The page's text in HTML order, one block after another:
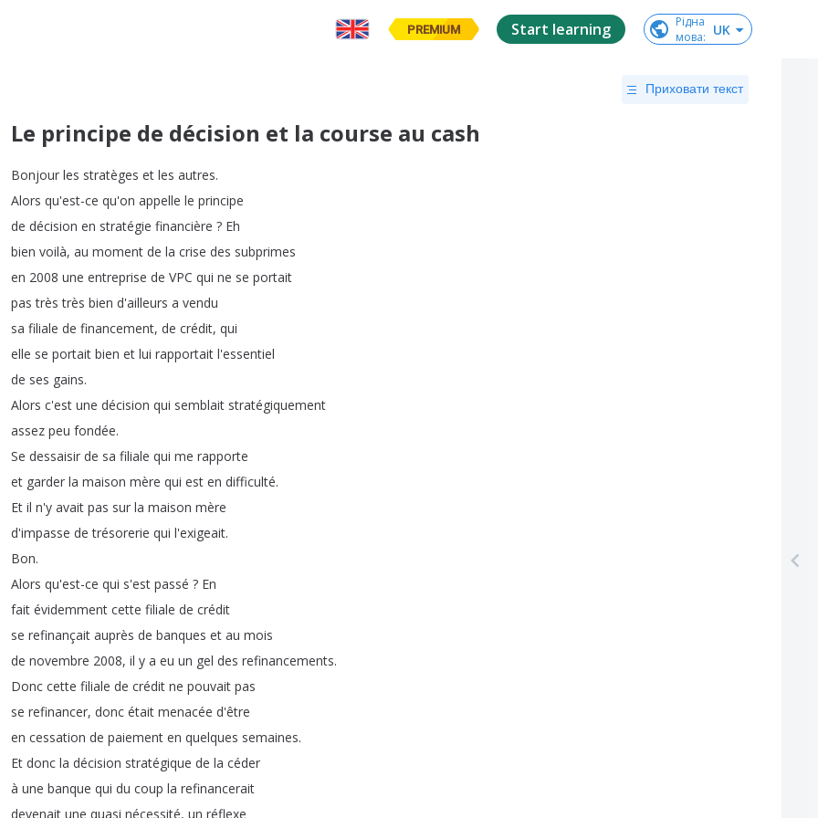
PREMIUM Start learning
Рідна
мова: UK
Приховати текст
Le principe de décision et la course au cash
Bonjour les stratèges et les autres.
Alors qu'est-ce qu'on appelle le principe
de décision en stratégie financière ? Eh
bien voilà, au moment de la crise des subprimes
en 2008 une entreprise de VPC qui ne se portait
pas très très bien d'ailleurs a vendu
sa filiale de financement, de crédit, qui
elle se portait bien et lui rapportait l'essentiel
de ses gains.
Alors c'est une décision qui semblait stratégiquement
assez peu fondée.
Se dessaisir de sa filiale qui me rapporte
et garder la maison mère qui est en difficulté.
Et il n'y avait pas sur la maison mère
d'impasse de trésorerie qui l'exigeait.
Bon.
Alors qu'est-ce qui s'est passé ? En
fait évidemment cette filiale de crédit
se refinançait auprès de banques et au mois
de novembre 2008, il y a eu un gel des refinancements.
Donc cette filiale de crédit ne pouvait pas
se refinancer, donc était menacée d'être
en cessation de paiement en quelques semaines.
Et donc la décision stratégique de la céder
à une banque qui du coup la refinancerait
devenait une quasi nécessité, un réflexe